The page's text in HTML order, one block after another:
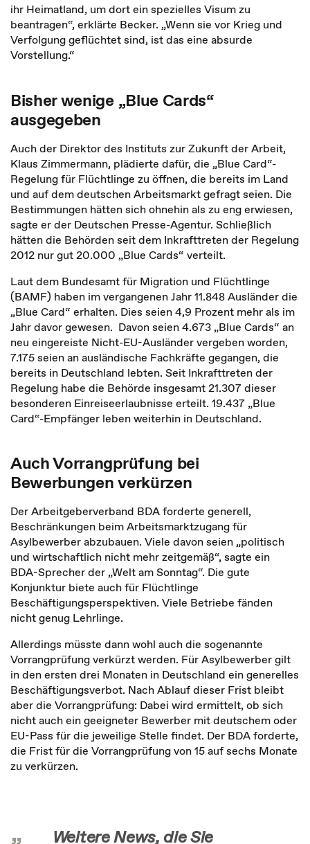
ihr Heimatland, um dort ein spezielles Visum zu
beantragen“, erklärte Becker. „Wenn sie vor Krieg und
Verfolgung geflüchtet sind, ist das eine absurde
Vorstellung.“
Bisher wenige „Blue Cards“
ausgegeben
Auch der Direktor des Instituts zur Zukunft der Arbeit,
Klaus Zimmermann, plädierte dafür, die „Blue Card“-
Regelung für Flüchtlinge zu öffnen, die bereits im Land
und auf dem deutschen Arbeitsmarkt gefragt seien. Die
Bestimmungen hätten sich ohnehin als zu eng erwiesen,
sagte er der Deutschen Presse-Agentur. Schließlich
hätten die Behörden seit dem Inkrafttreten der Regelung
2012 nur gut 20.000 „Blue Cards“ verteilt.
Laut dem Bundesamt für Migration und Flüchtlinge
(BAMF) haben im vergangenen Jahr 11.848 Ausländer die
„Blue Card“ erhalten. Dies seien 4,9 Prozent mehr als im
Jahr davor gewesen. Davon seien 4.673 „Blue Cards“ an
neu eingereiste Nicht-EU-Ausländer vergeben worden,
7.175 seien an ausländische Fachkräfte gegangen, die
bereits in Deutschland lebten. Seit Inkrafttreten der
Regelung habe die Behörde insgesamt 21.307 dieser
besonderen Einreiseerlaubnisse erteilt. 19.437 „Blue
Card“-Empfänger leben weiterhin in Deutschland.
Auch Vorrangprüfung bei
Bewerbungen verkürzen
Der Arbeitgeberverband BDA forderte generell,
Beschränkungen beim Arbeitsmarktzugang für
Asylbewerber abzubauen. Viele davon seien „politisch
und wirtschaftlich nicht mehr zeitgemäß“, sagte ein
BDA-Sprecher der „Welt am Sonntag“. Die gute
Konjunktur biete auch für Flüchtlinge
Beschäftigungsperspektiven. Viele Betriebe fänden
nicht genug Lehrlinge.
Allerdings müsste dann wohl auch die sogenannte
Vorrangprüfung verkürzt werden. Für Asylbewerber gilt
in den ersten drei Monaten in Deutschland ein generelles
Beschäftigungsverbot. Nach Ablauf dieser Frist bleibt
aber die Vorrangprüfung: Dabei wird ermittelt, ob sich
nicht auch ein geeigneter Bewerber mit deutschem oder
EU-Pass für die jeweilige Stelle findet. Der BDA forderte,
die Frist für die Vorrangprüfung von 15 auf sechs Monate
zu verkürzen.
Weitere News, die Sie